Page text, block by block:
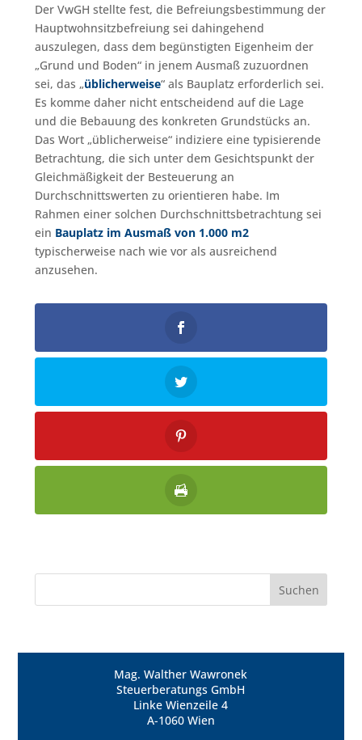
Der VwGH stellte fest, die Befreiungsbestimmung der
Hauptwohnsitzbefreiung sei dahingehend
auszulegen, dass dem begünstigten Eigenheim der
„Grund und Boden“ in jenem Ausmaß zuzuordnen
sei, das „üblicherweise“ als Bauplatz erforderlich sei.
Es komme daher nicht entscheidend auf die Lage
und die Bebauung des konkreten Grundstücks an.
Das Wort „üblicherweise“ indiziere eine typisierende
Betrachtung, die sich unter dem Gesichtspunkt der
Gleichmäßigkeit der Besteuerung an
Durchschnittswerten zu orientieren habe. Im
Rahmen einer solchen Durchschnittsbetrachtung sei
ein Bauplatz im Ausmaß von 1.000 m2
typischerweise nach wie vor als ausreichend
anzusehen.
Mag. Walther Wawronek
Steuerberatungs GmbH
Linke Wienzeile 4
A-1060 Wien